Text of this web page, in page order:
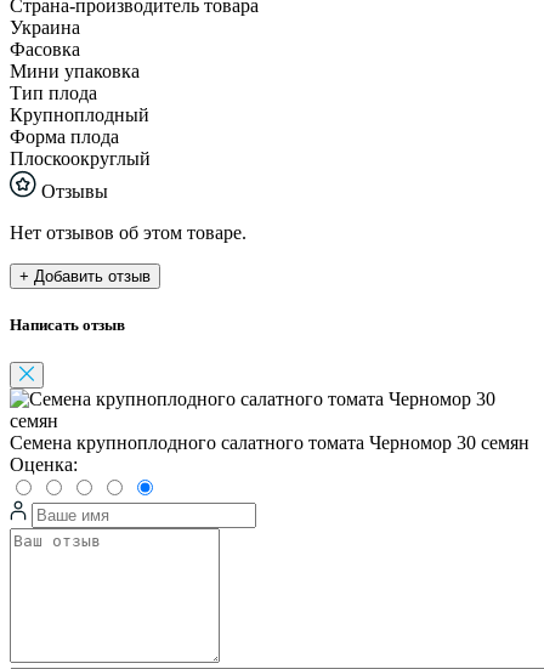
Страна-производитель товара
Украина
Фасовка
Мини упаковка
Тип плода
Крупноплодный
Форма плода
Плоскоокруглый
Отзывы
Нет отзывов об этом товаре.
+ Добавить отзыв
Написать отзыв
Семена крупноплодного салатного томата Черномор 30 семян
Оценка: